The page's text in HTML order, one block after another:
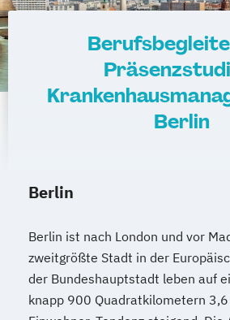
Berlin
Berlin
Berlin ist nach London und vor
zweitgrößte Stadt in der
der Bundeshauptstadt leben auf
knapp 900 Quadratkilometern